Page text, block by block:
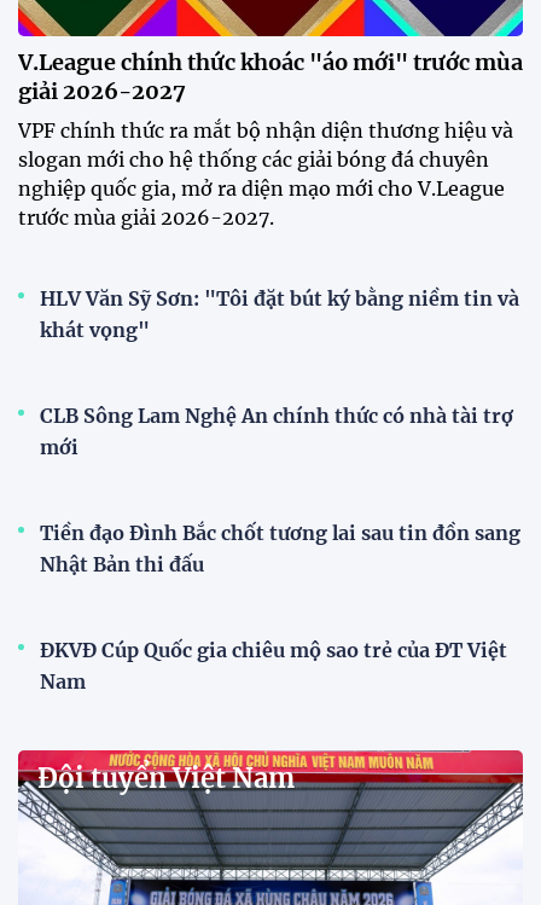
Đội tuyển Việt Nam chạm trán
Thái Lan tại Division 1 FIFA
ASEAN Cup 2026
Dàn sao U23 Việt Nam hội quân
trong mưa, sẵn sàng cho chiến
2026
Đội tuyển Việt Nam được tiếp
thêm sức mạnh trước trận gặp
tại ASEAN Cup 2026
17:17 27/07/2026
XSKT Đắk Lắk viết nên lịch sử
với chức vô địch VPL-S7